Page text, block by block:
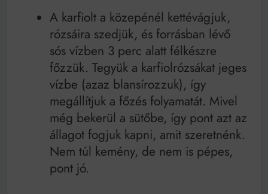
A karfiolt a közepénél kettévágjuk,
rózsáira szedjük, és forrásban lévő
sós vízben 3 perc alatt félkészre
főzzük. Tegyük a karfiolrózsákat jeges
vízbe (azaz blansírozzuk), így
megállítjuk a főzés folyamatát. Mivel
még bekerül a sütőbe, így pont azt az
állagot fogjuk kapni, amit szeretnénk.
Nem túl kemény, de nem is pépes,
pont jó.